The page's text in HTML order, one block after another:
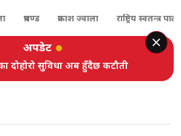
प्रचण्ड प्रकाश ज्वाला राष्ट्रिय स्वतन्त्र पार्टी
अपडेट
दोहोरो सुविधा अब हुँदैछ कटौती